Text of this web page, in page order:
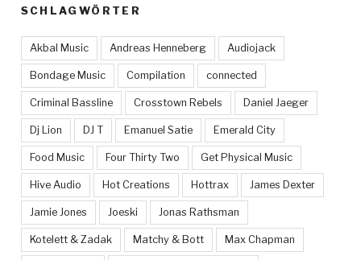
SCHLAGWÖRTER
Akbal Music Andreas Henneberg Audiojack
Bondage Music Compilation connected
Criminal Bassline Crosstown Rebels Daniel Jaeger
Dj Lion DJ T Emanuel Satie Emerald City
Food Music Four Thirty Two Get Physical Music
Hive Audio Hot Creations Hottrax James Dexter
Jamie Jones Joeski Jonas Rathsman
Kotelett & Zadak Matchy & Bott Max Chapman